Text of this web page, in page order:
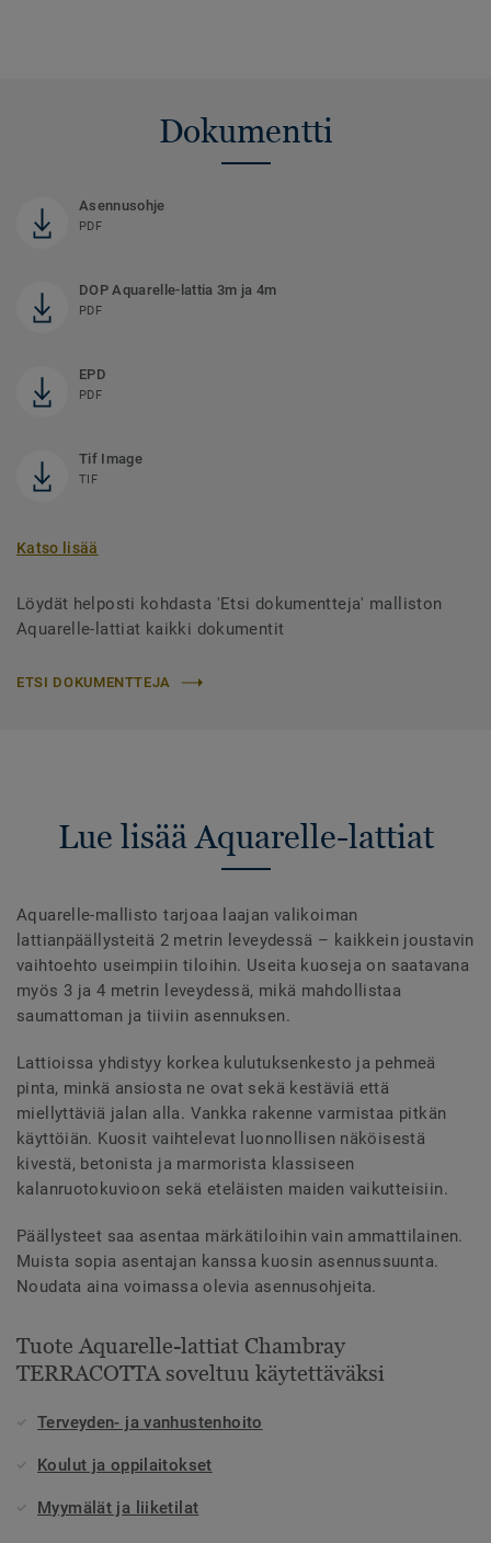
Dokumentti
Asennusohje
PDF
DOP Aquarelle-lattia 3m ja 4m
PDF
EPD
PDF
Tif Image
TIF
Katso lisää
Löydät helposti kohdasta 'Etsi dokumentteja' malliston
Aquarelle-lattiat kaikki dokumentit
ETSI DOKUMENTTEJA
Lue lisää Aquarelle-lattiat
Aquarelle-mallisto tarjoaa laajan valikoiman
lattianpäällysteitä 2 metrin leveydessä – kaikkein joustavin
vaihtoehto useimpiin tiloihin. Useita kuoseja on saatavana
myös 3 ja 4 metrin leveydessä, mikä mahdollistaa
saumattoman ja tiiviin asennuksen.
Lattioissa yhdistyy korkea kulutuksenkesto ja pehmeä
pinta, minkä ansiosta ne ovat sekä kestäviä että
miellyttäviä jalan alla. Vankka rakenne varmistaa pitkän
käyttöiän. Kuosit vaihtelevat luonnollisen näköisestä
kivestä, betonista ja marmorista klassiseen
kalanruotokuvioon sekä eteläisten maiden vaikutteisiin.
Päällysteet saa asentaa märkätiloihin vain ammattilainen.
Muista sopia asentajan kanssa kuosin asennussuunta.
Noudata aina voimassa olevia asennusohjeita.
Tuote Aquarelle-lattiat Chambray
TERRACOTTA soveltuu käytettäväksi
Terveyden- ja vanhustenhoito
Koulut ja oppilaitokset
Myymälät ja liiketilat